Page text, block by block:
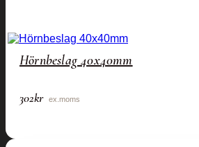
Hörnbeslag 40x40mm
302kr ex.moms